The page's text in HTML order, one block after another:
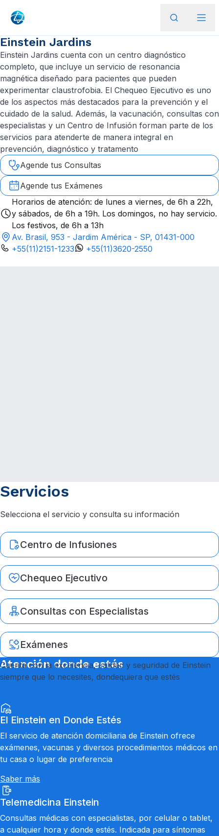
Einstein Jardins
Einstein Jardins cuenta con un centro diagnóstico
completo, que incluye un servicio de resonancia
magnética diseñado para pacientes que pueden
experimentar claustrofobia. El Chequeo Ejecutivo es uno
de los aspectos más destacados para la prevención y el
cuidado de la salud. Además, la vacunación, consultas con
especialistas y un Centro de Infusión forman parte de los
servicios para atenderte de manera integral en
prevención, diagnóstico y tratamento
Agende tus Consultas
Agende tus Exámenes
Horarios de atención: de lunes a viernes, de 6h a 22h,
y sábados, de 6h a 19h. Los domingos, no hay servicio.
Los festivos, de 6h a 13h
Av. Brasil, 953 - Jardim América - SP, 01431-000
+55(11)2151-1233
+55(11)3620-2550
Servicios
Selecciona el servicio y consulta su información
Centro de Infusiones
Chequeo Ejecutivo
Consultas con Especialistas
Exámenes
Atención donde estés
Cuenta con la excelencia, calidad y seguridad de Einstein
siempre que lo necesites, dondequiera que estés
El Einstein en Donde Estés
El servicio de atención domiciliaria de Einstein ofrece
exámenes, vacunas y diversos procedimientos médicos en
tu casa o lugar de preferencia
Saber más
Telemedicina Einstein
Consultas médicas con especialistas, por celular o tablet,
a cualquier hora y donde estés. Indicada para síntomas